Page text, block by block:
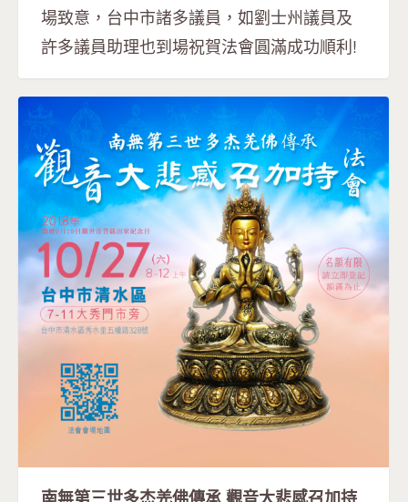
場致意，台中市諸多議員，如劉士州議員及
許多議員助理也到場祝賀法會圓滿成功順利!
南無第三世多杰羌佛傳承 觀音大悲感召加持